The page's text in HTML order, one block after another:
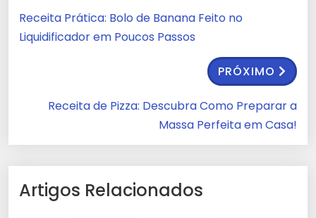
Receita Prática: Bolo de Banana Feito no
Liquidificador em Poucos Passos
PRÓXIMO
Receita de Pizza: Descubra Como Preparar a
Massa Perfeita em Casa!
Artigos Relacionados